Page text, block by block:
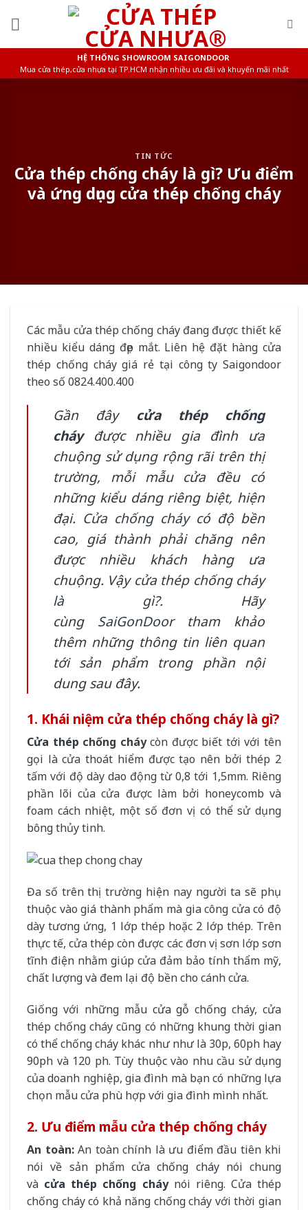
HỆ THỐNG SHOWROOM SAIGONDOOR
Mua cửa thép,cửa nhựa tại TP.HCM nhận nhiều ưu đãi và khuyến mãi nhất
TIN TỨC
Cửa thép chống cháy là gì? Ưu điểm
và ứng dụng cửa thép chống cháy
Các mẫu cửa thép chống cháy đang được thiết kế
nhiều kiểu dáng đẹp mắt. Liên hệ đặt hàng cửa
thép chống cháy giá rẻ tại công ty Saigondoor
theo số 0824.400.400
Gần đây cửa thép chống
cháy
được nhiều gia đình ưa
chuộng sử dụng rộng rãi trên thị
trường, mỗi mẫu cửa đều có
những kiểu dáng riêng biệt, hiện
đại. Cửa chống cháycó độ bền
cao, giá thành phải chăng nên
được nhiều khách hàng ưa
chuộng. Vậy cửa thép chống cháy
là gì?. Hãy
cùng SaiGonDoortham khảo
thêm những thông tin liên quan
tới sản phẩm trong phần nội
dung sau đây.
1. Khái niệm cửa thép chống cháy là gì?
Cửa thép chống cháycòn được biết tới với tên
gọi là cửa thoát hiểm được tạo nên bởi thép 2
tấm với độ dày dao động từ 0,8 tới 1,5mm. Riêng
phần lõi của cửa được làm bởi honeycomb và
foam cách nhiệt, một số đơn vị có thể sử dụng
bông thủy tinh.
Đa số trên thị trường hiện nay người ta sẽ phụ
thuộc vào giá thành phẩm mà gia công cửa có độ
dày tương ứng, 1 lớp thép hoặc 2 lớp thép. Trên
thực tế, cửa thép còn được các đơn vị sơn lớp sơn
tĩnh điện nhằm giúp cửa đảm bảo tính thẩm mỹ,
chất lượng và đem lại độ bền cho cánh cửa.
Giống với những mẫu cửa gỗ chống cháy, cửa
thép chống cháy cũng có những khung thời gian
có thể chống cháy khác như như là 30p, 60ph hay
90ph và 120 ph. Tùy thuộc vào nhu cầu sử dụng
của doanh nghiệp, gia đình mà bạn có những lựa
chọn mẫu cửa phù hợp với gia đình mình nhất.
2. Ưu điểm mẫu cửa thép chống cháy
An toàn:An toàn chính là ưu điểm đầu tiên khi
nói về sản phẩm cửa chống cháynói chung
và cửa thép chống cháynói riêng. Cửa thép
chống cháy có khả năng chống cháy với thời gian